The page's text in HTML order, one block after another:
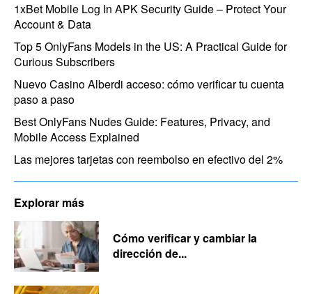
1xBet Mobile Log In APK Security Guide – Protect Your
Account & Data
Top 5 OnlyFans Models in the US: A Practical Guide for
Curious Subscribers
Nuevo Casino Alberdi acceso: cómo verificar tu cuenta
paso a paso
Best OnlyFans Nudes Guide: Features, Privacy, and
Mobile Access Explained
Las mejores tarjetas con reembolso en efectivo del 2%
Explorar más
Cómo verificar y cambiar la
dirección de...